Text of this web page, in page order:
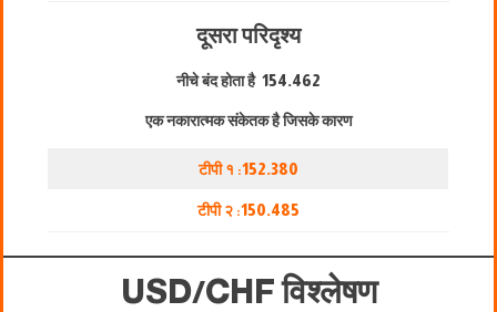
दूसरा परिदृश्य
नीचे बंद होता है 154.462
एक नकारात्मक संकेतक है जिसके कारण
टीपी १ :152.380
टीपी २ :150.485
USD/CHF विश्लेषण